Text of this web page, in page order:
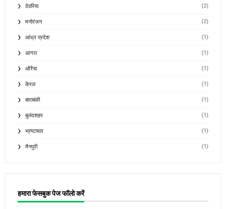
देवरिया (2)
मनोरंजन (2)
आंध्र प्रदेश (1)
आगरा (1)
औरैया (1)
केरल (1)
बाराबंकी (1)
बुलंदशहर (1)
भ्रष्टाचार (1)
मैनपुरी (1)
हमारा फेसबुक पेज फॉलो करें